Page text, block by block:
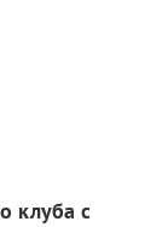
клуба с